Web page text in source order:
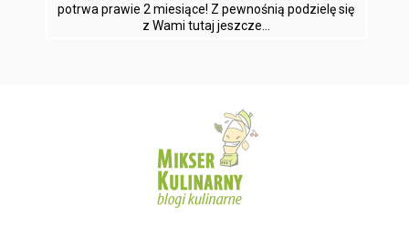
potrwa prawie 2 miesiące! Z pewnośnią podzielę się
z Wami tutaj jeszcze...